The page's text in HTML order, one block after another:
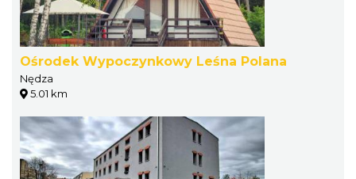
Ośrodek Wypoczynkowy Leśna Polana
Nędza
5.01 km